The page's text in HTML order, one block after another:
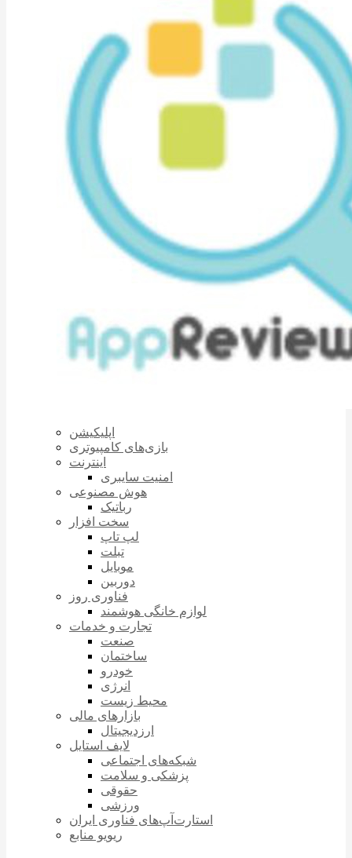
اپلیکیشن
بازی‌های کامپیوتری
اینترنت
امنیت سایبری
هوش مصنوعی
رباتیک
سخت افزار
لپ تاپ
تبلت
موبایل
دوربین
فناوری روز
لوازم خانگی هوشمند
تجارت و خدمات
صنعت
ساختمان
خودرو
انرژی
محیط زیست
بازارهای مالی
ارزدیجیتال
لایف استایل
شبکه‌های اجتماعی
پزشکی و سلامت
حقوقی
ورزشی
استارت‌آپ‌های فناوری ایران
ریویو منابع